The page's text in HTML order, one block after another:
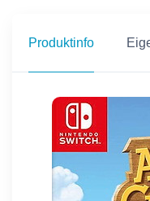
Produktinfo